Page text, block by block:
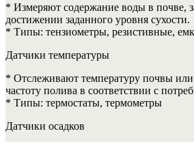
* Измеряют содержание воды в почве,
достижении заданного уровня сухости.
* Типы: тензиометры, резистивные,
Датчики температуры
* Отслеживают температуру почвы или
частоту полива в соответствии с
* Типы: термостаты, термометры
Датчики осадков